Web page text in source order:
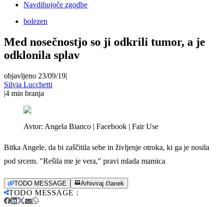
Navdihujoče zgodbe
bolezen
Med nosečnostjo so ji odkrili tumor, a je
odklonila splav
objavljeno 23/09/19|
Silvia Lucchetti
|4 min branja
Avtor: Angela Bianco | Facebook | Fair Use
Bitka Angele, da bi zaščitila sebe in življenje otroka, ki ga je nosila
pod srcem. "Rešila me je vera," pravi mlada mamica
TODO MESSAGE Arhiviraj članek
TODO MESSAGE :